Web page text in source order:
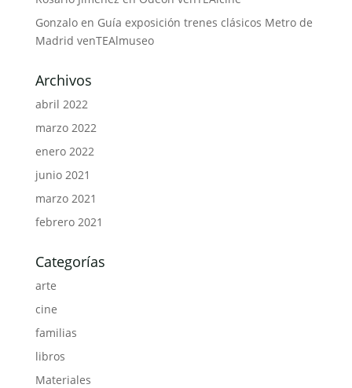
Gonzaloen Guía exposición trenes clásicos Metro de
Madrid venTEAlmuseo
Archivos
abril 2022
marzo 2022
enero 2022
junio 2021
marzo 2021
febrero 2021
Categorías
arte
cine
familias
libros
Materiales